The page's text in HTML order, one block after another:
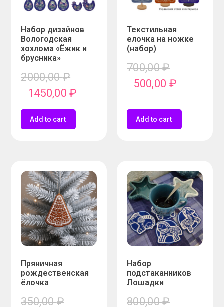
Набор дизайнов
Вологодская
хохлома «Ёжик и
брусника»
2000,00₽
1450,00₽
Add to cart
Текстильная
елочка на ножке
(набор)
700,00₽
500,00 ₽
Add to cart
Пряничная
рождественская
ёлочка
350,00₽
Набор
подстаканников
Лошадки
800,00₽